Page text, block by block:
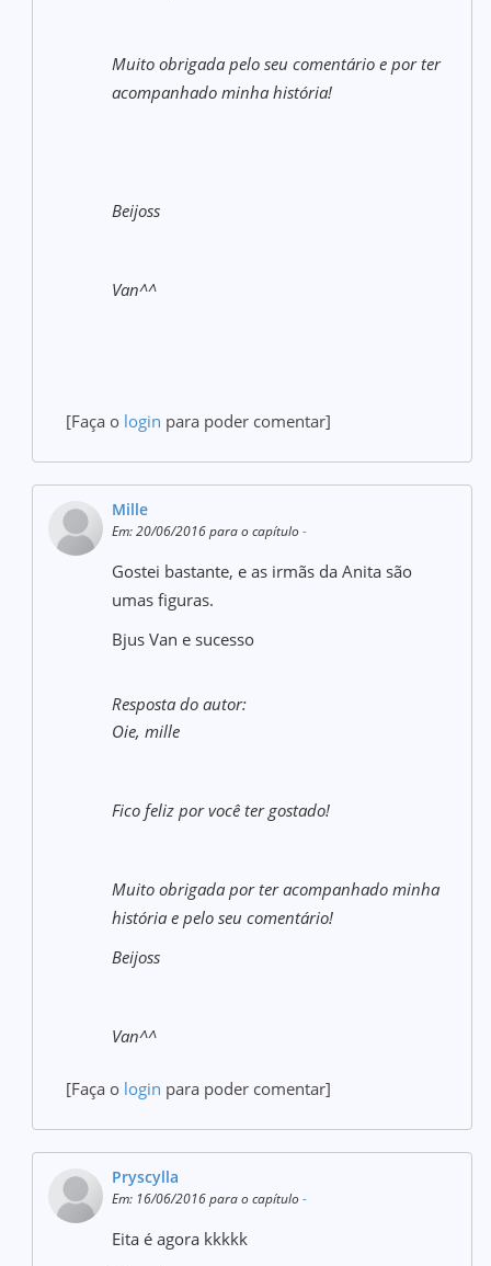
Muito obrigada pelo seu comentário e por ter
acompanhado minha história!
Beijoss
Van^^
[Faça o login para poder comentar]
Mille
Em: 20/06/2016 para o capítulo-
Gostei bastante, e as irmãs da Anita são
umas figuras.
Bjus Van e sucesso
Resposta do autor:
Oie, mille
Fico feliz por você ter gostado!
Muito obrigada por ter acompanhado minha
história e pelo seu comentário!
Beijoss
Van^^
[Faça o login para poder comentar]
Pryscylla
Em: 16/06/2016 para o capítulo-
Eita é agora kkkkk